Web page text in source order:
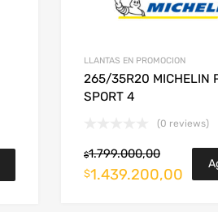
LLANTAS EN PROMOCION
265/35R20 MICHELIN
SPORT 4
(0 reviews)
$1.799.000,00
$1.439.200,00